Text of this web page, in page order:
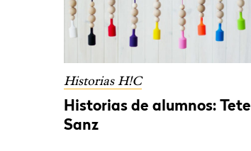
Historias H!C
Historias de alumnos: Tete
Sanz